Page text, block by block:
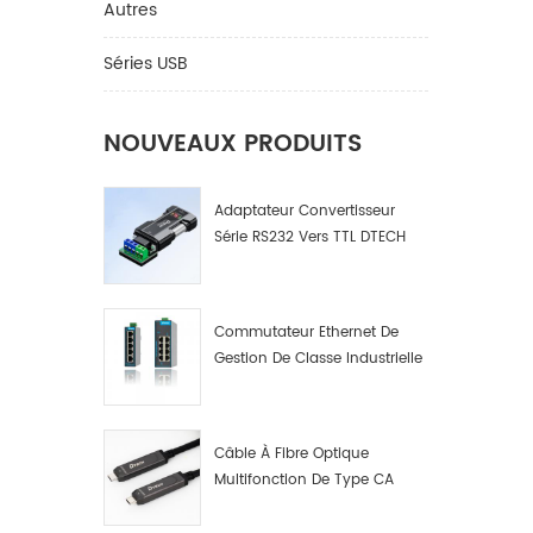
Autres
Séries USB
NOUVEAUX PRODUITS
Adaptateur Convertisseur
Série RS232 Vers TTL DTECH
Commutateur Ethernet De
Gestion De Classe Industrielle
Câble À Fibre Optique
Multifonction De Type CA